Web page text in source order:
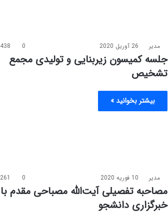
مدیر 26 آوریل 2020 0
438
جلسه کمیسون زیربنایی و تولیدی مجمع
تشخیص
بیشتر بخوانید »
مدیر 10 فوریه 2020 0
261
مصاحبه تفصیلی آیت‌الله مصباحی مقدم با
خبرگزاری دانشجو